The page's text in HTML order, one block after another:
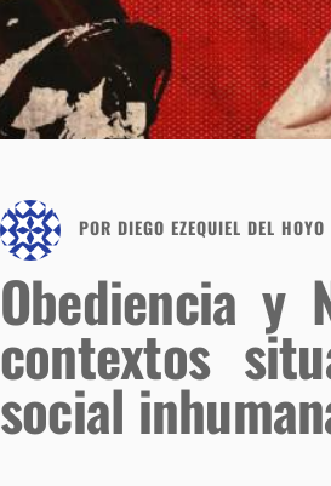
POR DIEGO EZEQUIEL DEL HOYO
Obediencia y
contextos
social